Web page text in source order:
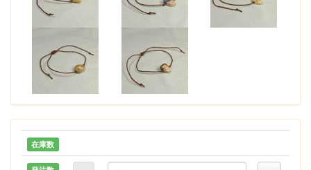
在庫数